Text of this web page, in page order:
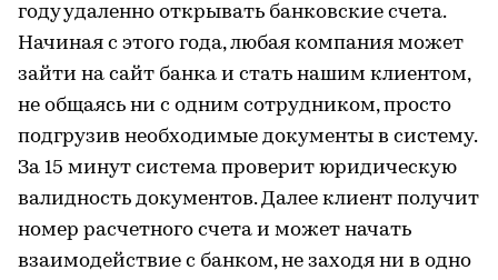
году удаленно открывать банковские счета.
Начиная с этого года, любая компания может
зайти на сайт банка и стать нашим клиентом,
не общаясь ни с одним сотрудником, просто
подгрузив необходимые документы в систему.
За 15 минут система проверит юридическую
валидность документов. Далее клиент получит
номер расчетного счета и может начать
взаимодействие с банком, не заходя ни в одно